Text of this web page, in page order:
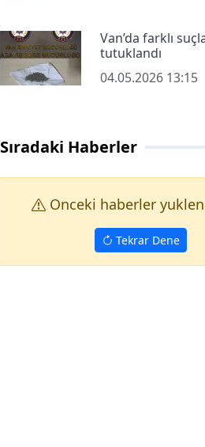
Van’da farklı
tutuklandı
04.05.2026 13:15
Sıradaki Haberler
Onceki haberler
Tekrar Dene